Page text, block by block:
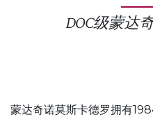
DOC级蒙达
蒙达奇诺莫斯卡德罗拥有